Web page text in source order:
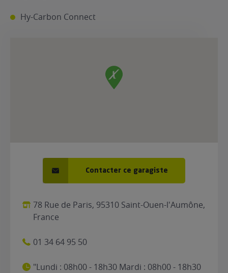
gratuit
Hy-Carbon Connect
Contacter ce garagiste
78 Rue de Paris, 95310 Saint-Ouen-l'Aumône,
France
01 34 64 95 50
"Lundi : 08h00 - 18h30 Mardi : 08h00 - 18h30